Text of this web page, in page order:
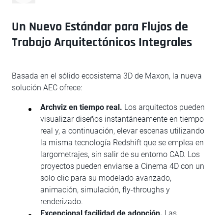
Un Nuevo Estándar para Flujos de
Trabajo Arquitectónicos Integrales
Basada en el sólido ecosistema 3D de Maxon, la nueva
solución AEC ofrece:
Archviz en tiempo real. Los arquitectos pueden
visualizar diseños instantáneamente en tiempo
real y, a continuación, elevar escenas utilizando
la misma tecnología Redshift que se emplea en
largometrajes, sin salir de su entorno CAD. Los
proyectos pueden enviarse a Cinema 4D con un
solo clic para su modelado avanzado,
animación, simulación, fly-throughs y
renderizado.